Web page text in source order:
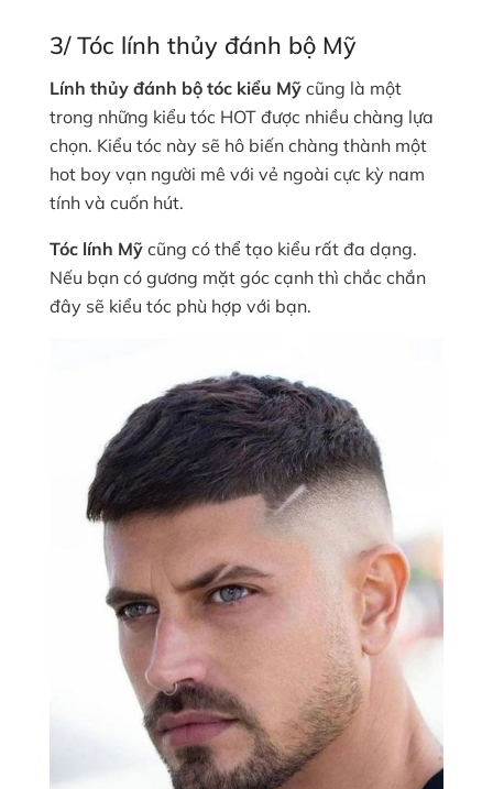
3/ Tóc lính thủy đánh bộ Mỹ
Lính thủy đánh bộ tóc kiểu Mỹ cũng là một
trong những kiểu tóc HOT được nhiều chàng lựa
chọn. Kiểu tóc này sẽ hô biến chàng thành một
hot boy vạn người mê với vẻ ngoài cực kỳ nam
tính và cuốn hút.
Tóc lính Mỹ cũng có thể tạo kiểu rất đa dạng.
Nếu bạn có gương mặt góc cạnh thì chắc chắn
đây sẽ kiểu tóc phù hợp với bạn.